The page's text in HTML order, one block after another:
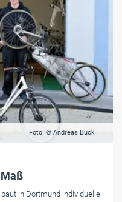
Foto: © Andreas Buck
in Dortmund individuelle